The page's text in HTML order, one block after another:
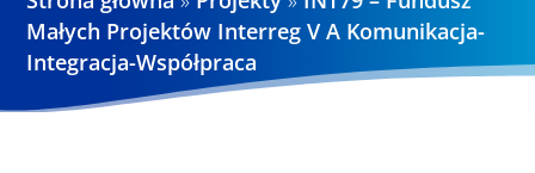
Aktualności
Małych Projektów Interreg V A Komunikacja-
Integracja-Współpraca